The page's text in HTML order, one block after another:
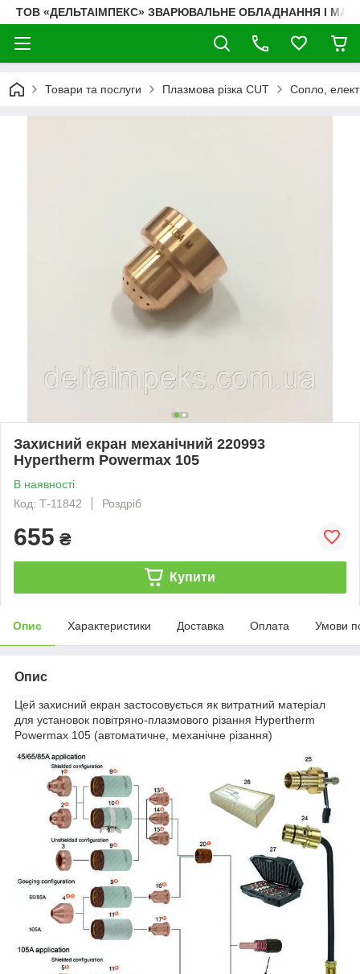
ТОВ «ДЕЛЬТАІМПЕКС» ЗВАРЮВАЛЬНЕ ОБЛАДНАННЯ І
Товари та послуги Плазмова різка CUT Сопло,
Захисний екран механічний 220993
Hypertherm Powermax 105
В наявності
Код: Т-11842
Роздріб
655 ₴
Купити
Опис Характеристики Доставка Оплата Умови
Опис
Цей захисний екран застосовується як витратний матеріал
для установок повітряно-плазмового різання Hypertherm
Powermax 105 (автоматичне, механічне різання)